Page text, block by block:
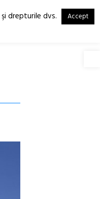
ENdrepturile dvs. Accept